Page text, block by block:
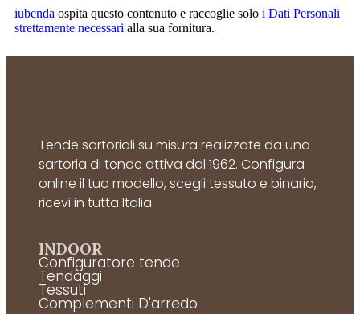
iubenda ospita questo contenuto e raccoglie solo i Dati Personali
strettamente necessari alla sua fornitura.
Tende sartoriali su misura realizzate da una
sartoria di tende attiva dal 1962. Configura
online il tuo modello, scegli tessuto e binario,
ricevi in tutta Italia.
INDOOR
Configuratore tende
Tendaggi
Tessuti
Complementi D'arredo